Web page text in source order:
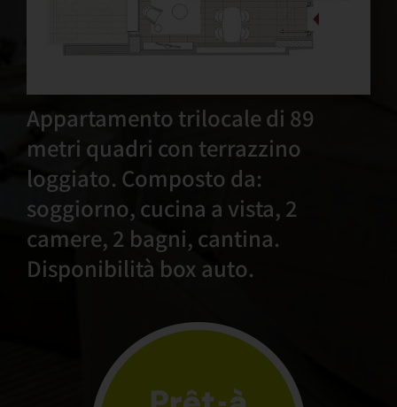
Appartamento trilocale di 89
metri quadri con terrazzino
loggiato. Composto da:
soggiorno, cucina a vista, 2
camere, 2 bagni, cantina.
Disponibilità box auto.